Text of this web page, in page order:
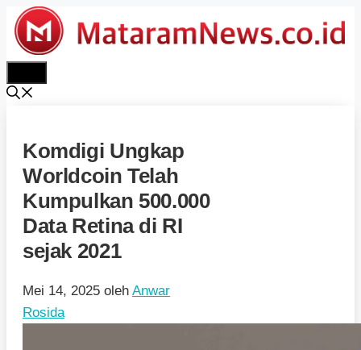
Langsung
ke
isi
Komdigi Ungkap
Worldcoin Telah
Kumpulkan 500.000
Data Retina di RI
sejak 2021
Mei 14, 2025 oleh Anwar
Rosida